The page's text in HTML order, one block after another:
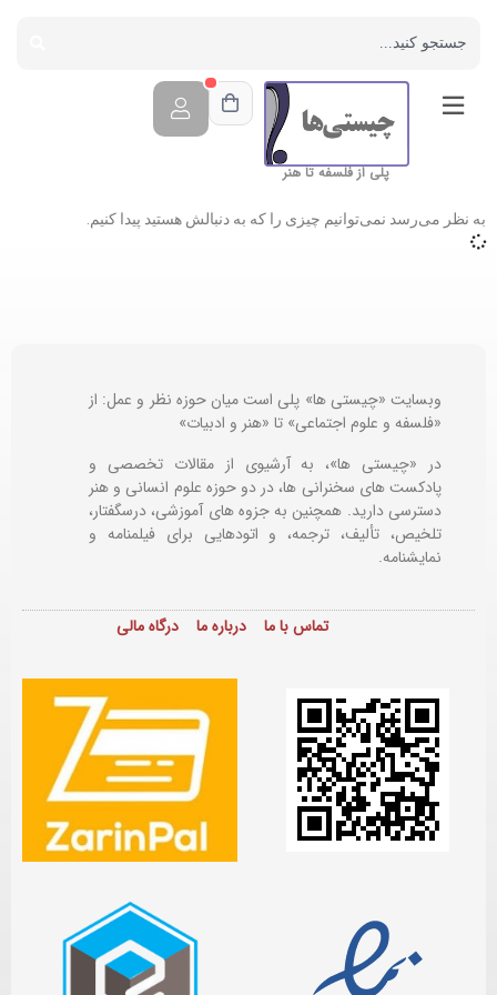
پلی از فلسفه تا هنر
به نظر می‌رسد نمی‌توانیم چیزی را که به دنبالش هستید پیدا کنیم.
وبسایت «چیستی ها» پلی است میان حوزه نظر و عمل: از
«فلسفه و علوم اجتماعی» تا «هنر و ادبیات»
در «چیستی ها»، به آرشیوی از مقالات تخصصی و
پادکست های سخنرانی ها، در دو حوزه علوم انسانی و هنر
دسترسی دارید. همچنین به جزوه های آموزشی، درسگفتار،
تلخیص، تألیف، ترجمه، و اتودهایی برایفیلمنامه و
نمایشنامه.
تماس با ما درباره ما درگاه مالی